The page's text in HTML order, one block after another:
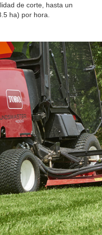
de corte, hasta un
ha) por hora.